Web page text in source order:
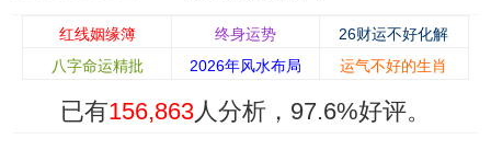
红线姻缘簿 终身运势
26财运不好化解
八字命运精批
2026年风水布局 运气不好的生肖
已有156,863人分析， 97.6%好评。